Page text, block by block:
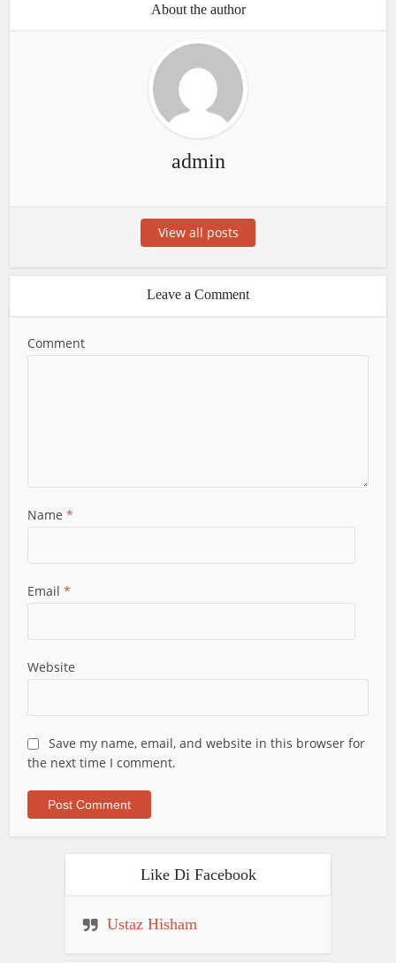
About the author
admin
View all posts
Leave a Comment
Comment
Name*
Email*
Website
Save my name, email, and website in this browser for
the next time I comment.
Like Di Facebook
Ustaz Hisham